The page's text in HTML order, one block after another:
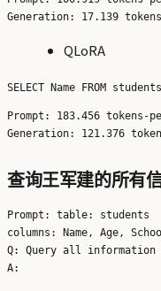
QLoRA
Prompt: 183.456 tokens-
查询王军建的所有信
Prompt: table: students
columns: Name, Age,
Q: Query all information